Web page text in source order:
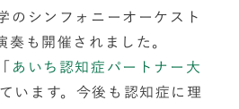
のシンフォニーオーケスト
奏も開催されました。
あいち認知症パートナー大
います。今後も認知症に理